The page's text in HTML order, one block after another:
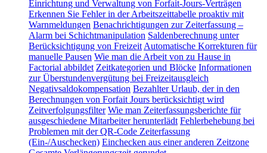
Einrichtung und Verwaltung von Forfait-Jours-Verträgen
Erkennen Sie Fehler in der Arbeitszeittabelle proaktiv mit
Warnmeldungen Benachrichtigungen zur Zeiterfassung –
Alarm bei Schichtmanipulation Saldenberechnung unter
Berücksichtigung von Freizeit Automatische Korrekturen für
manuelle Pausen Wie man die Arbeit von zu Hause in
Factorial abbildet Zeitkategorien und Blöcke Informationen
zur Überstundenvergütung bei Freizeitausgleich
Negativsaldokompensation Bezahlter Urlaub, der in den
Berechnungen von Forfait Jours berücksichtigt wird
Zeitverfolgungsfilter Wie man Zeiterfassungsberichte für
ausgeschiedene Mitarbeiter herunterlädt Fehlerbehebung bei
Problemen mit der QR-Code Zeiterfassung
(Ein-/Auschecken) Einchecken aus einer anderen Zeitzone